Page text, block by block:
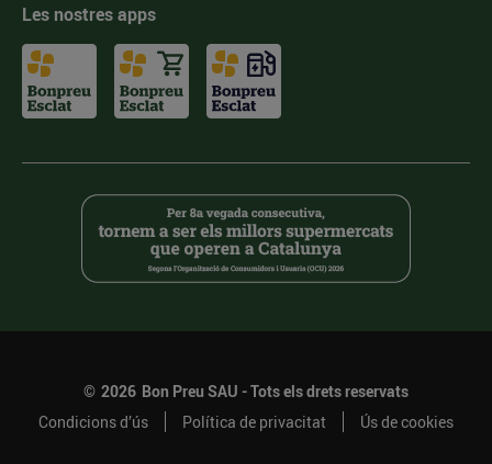
Les nostres apps
© 2026 Bon Preu SAU - Tots els drets reservats
Condicions d’ús
Política de privacitat Ús de cookies